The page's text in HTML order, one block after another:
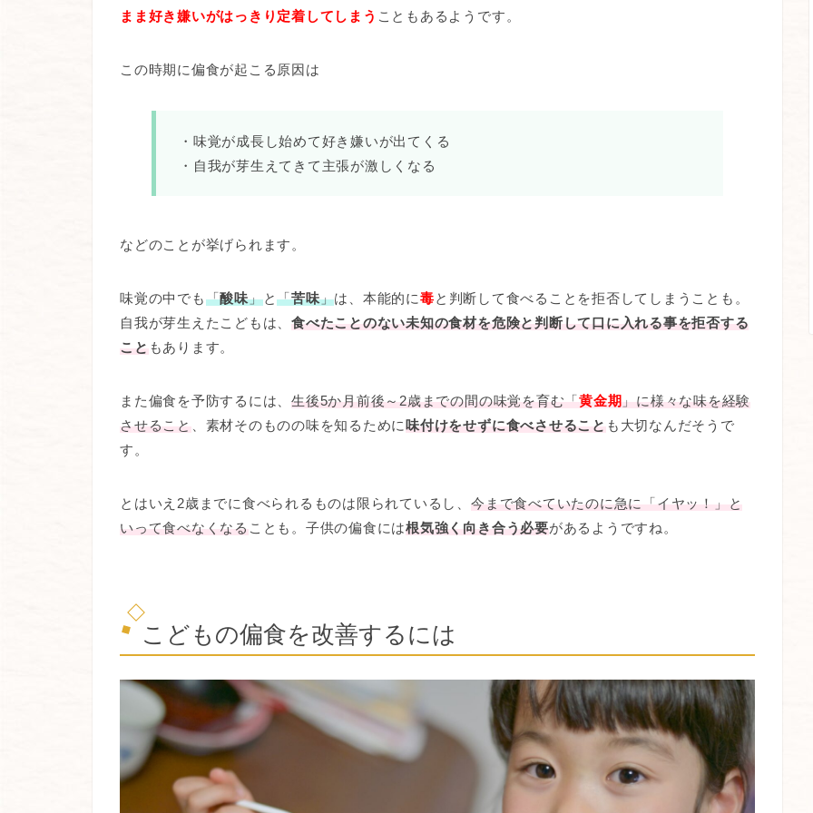
まま好き嫌いがはっきり定着してしまう こともあるようです。
この時期に偏食が起こる原因は
・味覚が成長し始めて好き嫌いが出てくる
・自我が芽生えてきて主張が激しくなる
などのことが挙げられます。
味覚の中でも「酸味」と「苦味」は、本能的に毒と判断して食べることを拒否してしまうことも。
自我が芽生えたこどもは、食べたことのない未知の食材を危険と判断して口に入れる事を拒否する
こと もあります。
また偏食を予防するには、生後5か月前後～2歳までの間の味覚を育む「黄金期 」に様々な味を経験
させること
、素材そのものの味を知るために味付けをせずに食べさせること も大切なんだそうで
す。
とはいえ2歳までに食べられるものは限られているし、 今まで食べていたのに急に「イヤッ！」と
いって食べなくなる ことも。子供の偏食には根気強く向き合う必要があるようですね。
こどもの偏食を改善するには